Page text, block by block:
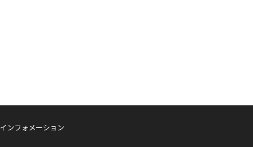
インフォメーション